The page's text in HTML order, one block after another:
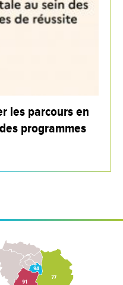
les parcours en
programmes